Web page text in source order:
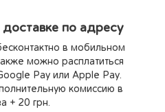
по адресу
в мобильном
можно расплатиться
Pay или Apple Pay.
комиссию в
+ 20 грн.